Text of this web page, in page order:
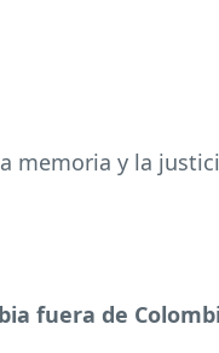
memoria y la
fuera de